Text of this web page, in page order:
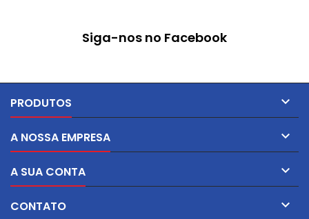
oferecendo uma solução
fiável e duradoura.
trançado têxtil de alta
resistência e com cobertura
Confiável, segura e altamente
versátil para uso industrial.
Siga-nos no Facebook
PRODUTOS 
A NOSSA EMPRESA 
A SUA CONTA 
CONTATO 